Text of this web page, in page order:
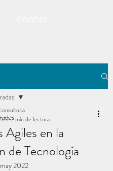
Agiles en la
de Tecnología
2 min de lectura
2022